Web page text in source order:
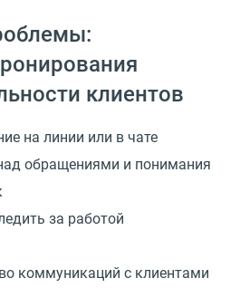
клиентов
на линии или в чате
обращениями и понимания
за работой
коммуникаций с клиентами